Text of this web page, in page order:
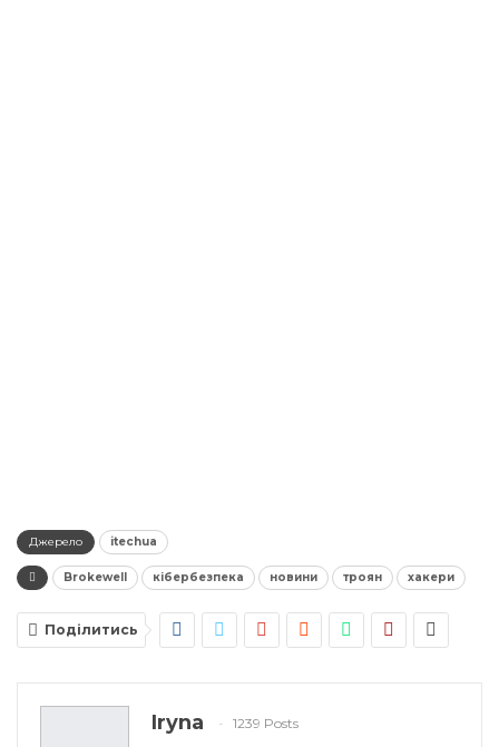
Джерело itechua
Brokewell кібербезпека новини троян хакери
Поділитись
Iryna 1239 Posts